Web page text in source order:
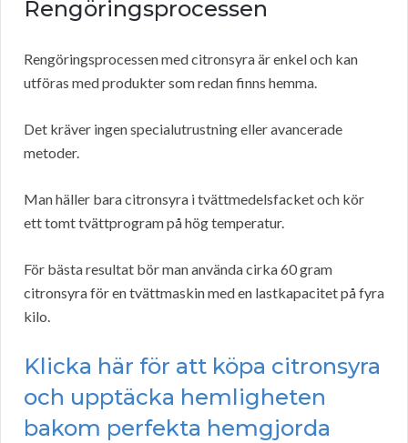
Rengöringsprocessen
Rengöringsprocessen med citronsyra är enkel och kan
utföras med produkter som redan finns hemma.
Det kräver ingen specialutrustning eller avancerade
metoder.
Man häller bara citronsyra i tvättmedelsfacket och kör
ett tomt tvättprogram på hög temperatur.
För bästa resultat bör man använda cirka 60 gram
citronsyra för en tvättmaskin med en lastkapacitet på fyra
kilo.
Klicka här för att köpa citronsyra
och upptäcka hemligheten
bakom perfekta hemgjorda